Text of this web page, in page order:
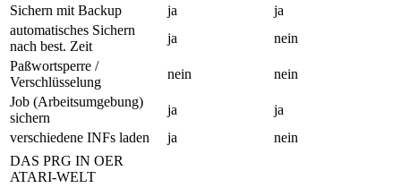
Sichern mit Backup
ja
ja
automatisches Sichern
nach best. Zeit
ja
nein
Paßwortsperre /
Verschlüsselung
nein
nein
Job (Arbeitsumgebung)
sichern
ja
ja
verschiedene INFs laden
ja
nein
DAS PRG IN OER
ATARI-WELT